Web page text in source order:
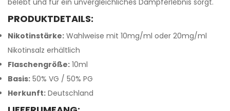
belebt und für ein unvergleichliches Dampferlebnis sorgt.
PRODUKTDETAILS:
Nikotinstärke: Wahlweise mit 10mg/ml oder 20mg/ml
Nikotinsalz erhältlich
Flaschengröße: 10ml
Basis: 50% VG / 50% PG
Herkunft: Deutschland